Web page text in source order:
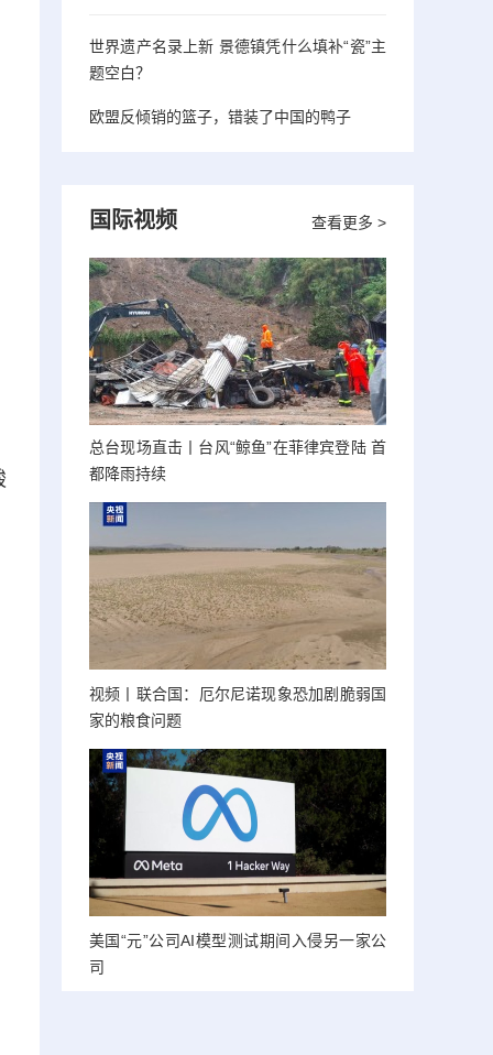
世界遗产名录上新 景德镇凭什么填补“瓷”主
题空白？
欧盟反倾销的篮子，错装了中国的鸭子
查看更多 >
国际视频
总台现场直击丨台风“鲸鱼”在菲律宾登陆 首
都降雨持续
视频丨联合国：厄尔尼诺现象恐加剧脆弱国
家的粮食问题
美国“元”公司AI模型测试期间入侵另一家公
司